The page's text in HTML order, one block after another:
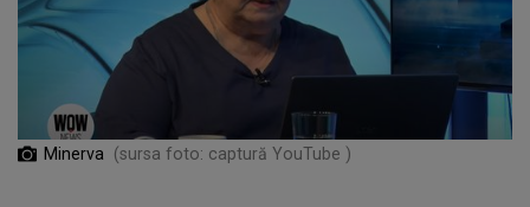
Minerva (sursa foto: captură YouTube )